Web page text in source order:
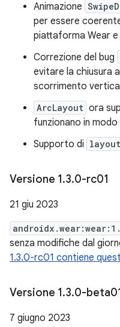
Animazione
per essere
piattaforma Wear e
Correzione del bug
evitare la chiusura
scorrimento
ArcLayout ora
funzionano in
Supporto di
Versione 1.3.0-rc01
21 giu 2023
senza modifiche dal
1.3.0-rc01 contiene
Versione 1.3.0-beta01
7 giugno 2023